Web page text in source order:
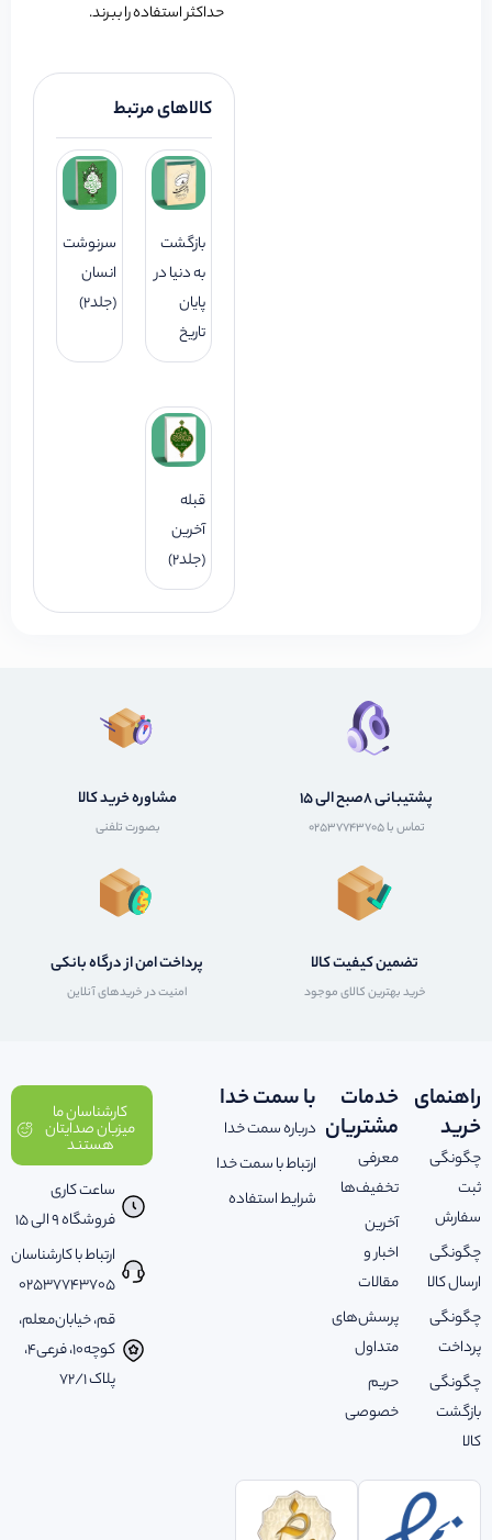
حداکثر استفاده را ببرند.
کالاهای مرتبط
بازگشت
به دنیا در
پایان
تاریخ
سرنوشت
انسان
(جلد2)
قبله
آخرین
(جلد2)
پشتیبانی 8صبح الی 15
تماس با 02537743705
مشاوره خرید کالا
بصورت تلفنی
تضمین کیفیت کالا
خرید بهترین کالای موجود
پرداخت امن از درگاه بانکی
امنیت در خریدهای آنلاین
راهنمای
خرید
چگونگی
ثبت
سفارش
چگونگی
ارسال کالا
چگونگی
پرداخت
چگونگی
بازگشت
کالا
خدمات
مشتریان
معرفی
تخفیف‌ها
آخرین
اخبار و
مقالات
پرسش‌های
متداول
حریم
خصوصی
با سمت خدا
درباره سمت خدا
ارتباط با سمت خدا
شرایط استفاده
کارشناسان ما
میزبان صدایتان
هستند
ساعت کاری
فروشگاه 9 الی 15
ارتباط با کارشناسان
02537743705
قم، خیابان‌معلم،
کوچه‌10، فرعی‌4،
پلاک ‌72/1